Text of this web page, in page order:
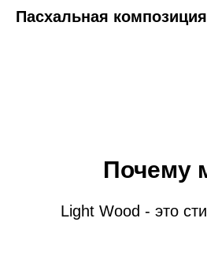
Пасхальная
Почему
Light Wood - это